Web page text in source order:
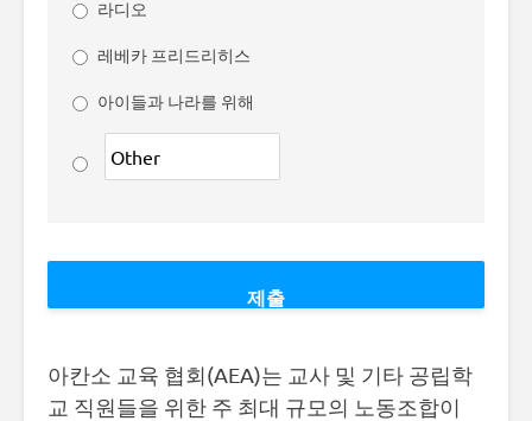
라디오
레베카 프리드리히스
아이들과 나라를 위해
아칸소 교육 협회(AEA)는 교사 및 기타 공립학
교 직원들을 위한 주 최대 규모의 노동조합이